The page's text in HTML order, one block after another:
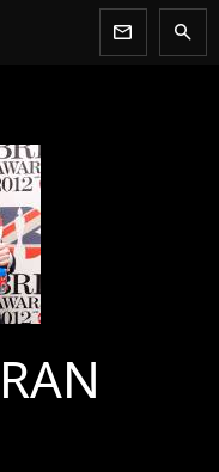
newsletter search